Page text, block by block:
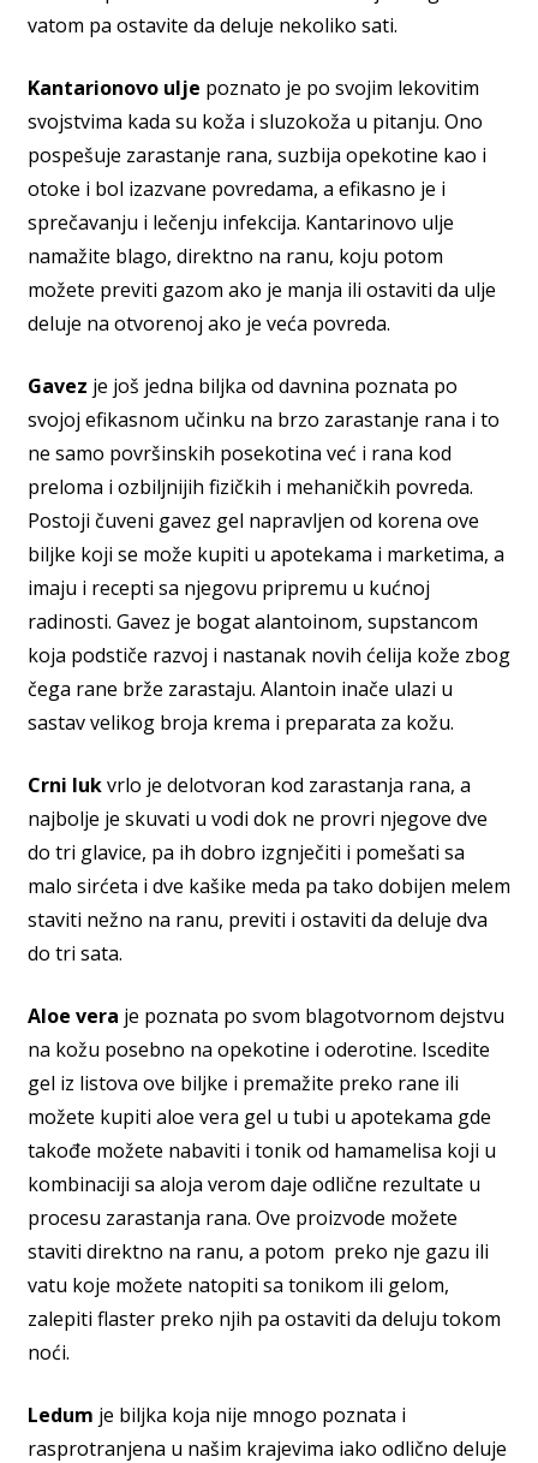
vatom pa ostavite da deluje nekoliko sati.
Kantarionovo ulje poznato je po svojim lekovitim
svojstvima kada su koža i sluzokoža u pitanju. Ono
pospešuje zarastanje rana, suzbija opekotine kao i
otoke i bol izazvane povredama, a efikasno je i
sprečavanju i lečenju infekcija. Kantarinovo ulje
namažite blago, direktno na ranu, koju potom
možete previti gazom ako je manja ili ostaviti da ulje
deluje na otvorenoj ako je veća povreda.
Gavez je još jedna biljka od davnina poznata po
svojoj efikasnom učinku na brzo zarastanje rana i to
ne samo površinskih posekotina već i rana kod
preloma i ozbiljnijih fizičkih i mehaničkih povreda.
Postoji čuveni gavez gel napravljen od korena ove
biljke koji se može kupiti u apotekama i marketima, a
imaju i recepti sa njegovu pripremu u kućnoj
radinosti. Gavez je bogat alantoinom, supstancom
koja podstiče razvoj i nastanak novih ćelija kože zbog
čega rane brže zarastaju. Alantoin inače ulazi u
sastav velikog broja krema i preparata za kožu.
Crni lukvrlo je delotvoran kod zarastanja rana, a
najbolje je skuvati u vodi dok ne provri njegove dve
do tri glavice, pa ih dobro izgnječiti i pomešati sa
malo sirćeta i dve kašike meda pa tako dobijen melem
staviti nežno na ranu, previti i ostaviti da deluje dva
do tri sata.
Aloe vera je poznata po svom blagotvornom dejstvu
na kožu posebno na opekotine i oderotine. Iscedite
gel iz listova ove biljke i premažite preko rane ili
možete kupiti aloe vera gel u tubi u apotekama gde
takođe možete nabaviti i tonik od hamamelisa koji u
kombinaciji sa aloja verom daje odlične rezultate u
procesu zarastanja rana. Ove proizvode možete
staviti direktno na ranu, a potom preko nje gazu ili
vatu koje možete natopiti sa tonikom ili gelom,
zalepiti flaster preko njih pa ostaviti da deluju tokom
noći.
Ledum je biljka koja nije mnogo poznata i
rasprotranjena u našim krajevima iako odlično deluje